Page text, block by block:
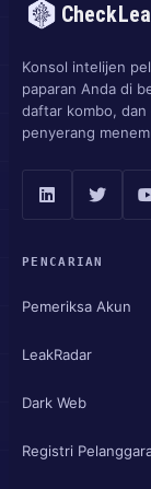
Konsol intelijen
paparan Anda di
daftar kombo,
penyerang
PENCARIAN
Pemeriksa Akun
LeakRadar
Dark Web
Registri